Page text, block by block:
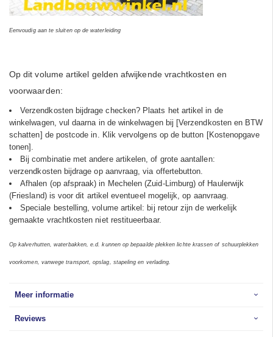
Eenvoudig aan te sluiten op de waterleiding
Op dit volume artikel gelden afwijkende vrachtkosten en
voorwaarden:
Verzendkosten bijdrage checken? Plaats het artikel in de
winkelwagen, vul daarna in de winkelwagen bij [Verzendkosten en BTW
schatten] de postcode in. Klik vervolgens op de button [Kostenopgave
tonen].
Bij combinatie met andere artikelen, of grote aantallen:
verzendkosten bijdrage op aanvraag, via offertebutton.
Afhalen (op afspraak) in Mechelen (Zuid-Limburg) of Haulerwijk
(Friesland) is voor dit artikel eventueel mogelijk, op aanvraag.
Speciale bestelling, volume artikel: bij retour zijn de werkelijk
gemaakte vrachtkosten niet restitueerbaar.
Op kalverhutten, waterbakken, e.d. kunnen op bepaalde plekken lichte krassen of schuurplekken
voorkomen, vanwege transport, opslag, stapeling en verlading.
Meer informatie
Reviews